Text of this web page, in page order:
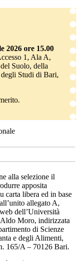
2026 ore 15.00
1, Ala A,
Suolo, della
Studi di Bari,
alla selezione il
apposita
carta libera ed in base
allegato A,
dell’Università
Moro, indirizzata
di Scienze
e degli Alimenti,
165/A – 70126 Bari.